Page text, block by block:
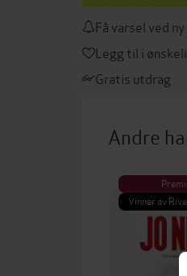
Få varsel ved
Legg til i
Gratis utdrag
Andre
Vinner av